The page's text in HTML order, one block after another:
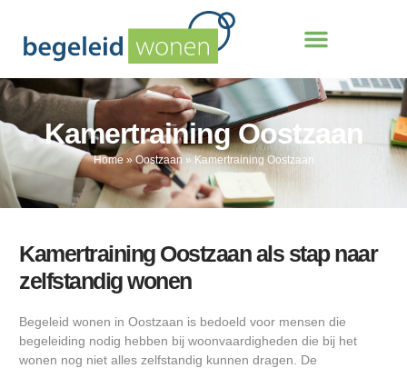
Kamertraining Oostzaan
Home »Oostzaan »Kamertraining Oostzaan
Kamertraining Oostzaan als stap naar
zelfstandig wonen
Begeleid wonen in Oostzaan is bedoeld voor mensen die
begeleiding nodig hebben bij woonvaardigheden die bij het
wonen nog niet alles zelfstandig kunnen dragen. De